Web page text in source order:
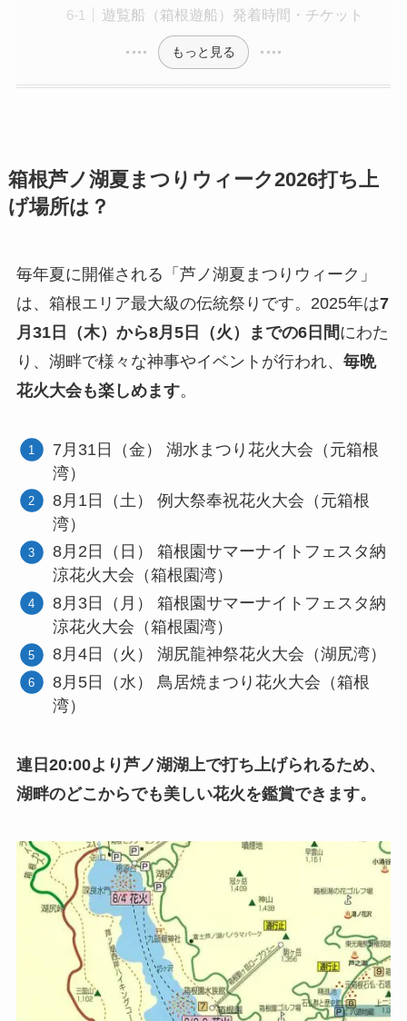
遊覧船（箱根遊船）発着時間・チケット
もっと見る
箱根芦ノ湖夏まつりウィーク2026打ち上
げ場所は？
毎年夏に開催される「芦ノ湖夏まつりウィーク」
は、箱根エリア最大級の伝統祭りです。2025年は7
月31日（木）から8月5日（火）までの6日間にわた
り、湖畔で様々な神事やイベントが行われ、 毎晩
花火大会も楽しめます。
7月31日（金） 湖水まつり花火大会（元箱根
湾）
8月1日（土） 例大祭奉祝花火大会（元箱根
湾）
8月2日（日） 箱根園サマーナイトフェスタ納
涼花火大会（箱根園湾）
8月3日（月） 箱根園サマーナイトフェスタ納
涼花火大会（箱根園湾）
8月4日（火） 湖尻龍神祭花火大会（湖尻湾）
8月5日（水） 鳥居焼まつり花火大会（箱根
湾）
連日20:00より芦ノ湖湖上で打ち上げられるため、
湖畔のどこからでも美しい花火を鑑賞できます。